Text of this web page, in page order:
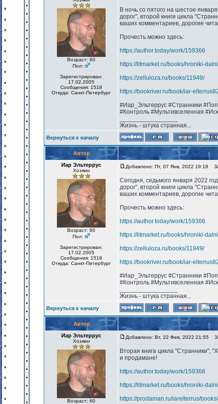
Возраст: 60
Пол:
Зарегистрирован:
17.02.2005
Сообщения: 1518
Откуда: Санкт-Петербург
В ночь со пятого на шестое
дорог", второй книги цикла
ваших комментариев, дорогие
Прочесть можно здесь:
https://author.today/work/159366
https://litmarket.ru/books/hroniki-
https://zelluloza.ru/books/11949/
https://bookriver.ru/book/iar-
#Иар_Эльтеррус #Странники
#Контроль #Мультивселенная
Жизнь - штука странная...
Вернуться к началу
Автор
Иар Эльтеррус
Хозяин
Возраст: 60
Пол:
Зарегистрирован:
17.02.2005
Сообщения: 1518
Откуда: Санкт-Петербург
Добавлено: Пт, 07 Янв, 2022 19:18
Сегодня, седьмого января 2022
дорог", второй книги цикла
ваших комментариев, дорогие
Прочесть можно здесь:
https://author.today/work/159366
https://litmarket.ru/books/hroniki-
https://zelluloza.ru/books/11949/
https://bookriver.ru/book/iar-
#Иар_Эльтеррус #Странники
#Контроль #Мультивселенная
Жизнь - штука странная...
Вернуться к началу
Автор
Иар Эльтеррус
Хозяин
Возраст: 60
Добавлено: Вт, 22 Фев, 2022 21:55
Вторая книга цикла "Странники",
и продамане!
https://author.today/work/159366
https://litmarket.ru/books/hroniki-
https://prodaman.ru/iarelterrus/